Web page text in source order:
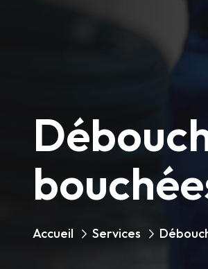
Accueil Services